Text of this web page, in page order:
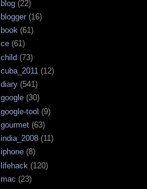
blog (22)
blogger (16)
book (61)
ce (61)
child (73)
cuba_2011 (12)
diary (541)
google (30)
google-tool (9)
gourmet (63)
india_2008 (11)
iphone (8)
lifehack (120)
mac (23)